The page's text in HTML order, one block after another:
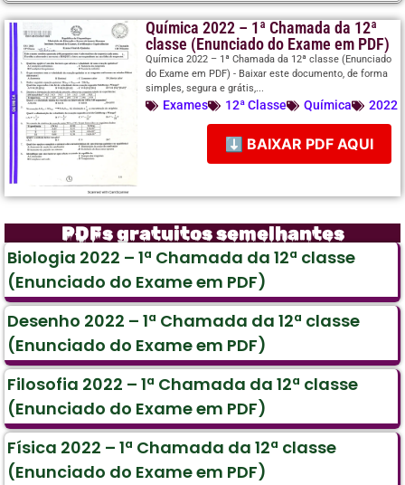
Química 2022 – 1ª Chamada da 12ª
classe (Enunciado do Exame em PDF)
Química 2022 – 1ª Chamada da 12ª classe (Enunciado
do Exame em PDF) - Baixar este documento, de forma
simples, segura e grátis,...
Exames 12ª Classe Química 2022
⬇ BAIXAR PDF AQUI
PDFs gratuitos semelhantes
Biologia 2022 – 1ª Chamada da 12ª classe
(Enunciado do Exame em PDF)
Desenho 2022 – 1ª Chamada da 12ª classe
(Enunciado do Exame em PDF)
Filosofia 2022 – 1ª Chamada da 12ª classe
(Enunciado do Exame em PDF)
Física 2022 – 1ª Chamada da 12ª classe
(Enunciado do Exame em PDF)